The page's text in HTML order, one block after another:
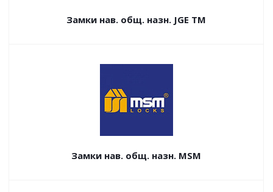
Замки нав. общ. назн. JGE TM
Замки нав. общ. назн. MSM